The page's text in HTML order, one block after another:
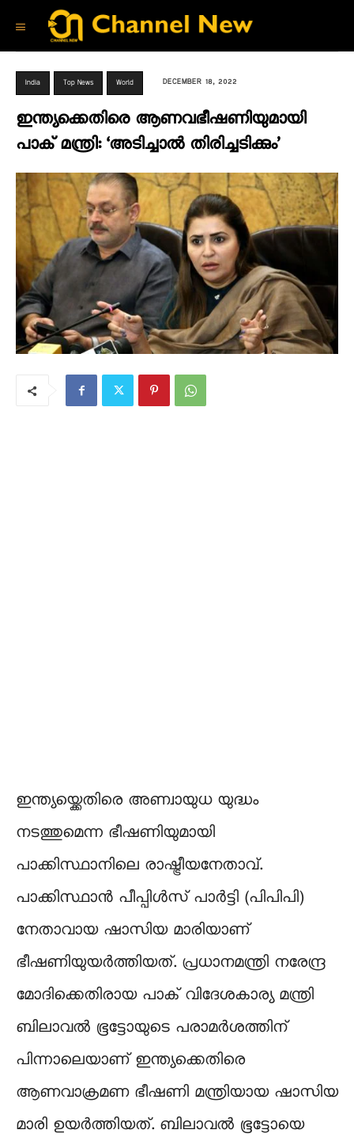
India Top News World DECEMBER 18, 2022
ഇന്ത്യക്കെതിരെ ആണവഭീഷണിയുമായി
പാക് മന്ത്രി: ‘അടിച്ചാല്‍ തിരിച്ചടിക്കും’
ഇന്ത്യയ്ക്കെതിരെ അണ്വായുധ യുദ്ധം
നടത്തുമെന്ന ഭീഷണിയുമായി
പാക്കിസ്ഥാനിലെ രാഷ്ട്രീയനേതാവ്.
പാക്കിസ്ഥാൻ പീപ്പിൾസ് പാർട്ടി (പിപിപി)
നേതാവായ ഷാസിയ മാരിയാണ്
ഭീഷണിയുയർത്തിയത്. പ്രധാനമന്ത്രി നരേന്ദ്ര
മോദിക്കെതിരായ പാക് വിദേശകാര്യ മന്ത്രി
ബിലാവല്‍ ഭൂട്ടോയുടെ പരാമര്‍ശത്തിന്
പിന്നാലെയാണ് ഇന്ത്യക്കെതിരെ
ആണവാക്രമണ ഭീഷണി മന്ത്രിയായ ഷാസിയ
മാരി ഉയര്‍ത്തിയത്. ബിലാവല്‍ ഭൂട്ടോയെ